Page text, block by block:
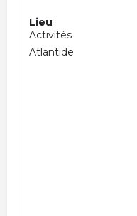
Lieu
Activités
Atlantide